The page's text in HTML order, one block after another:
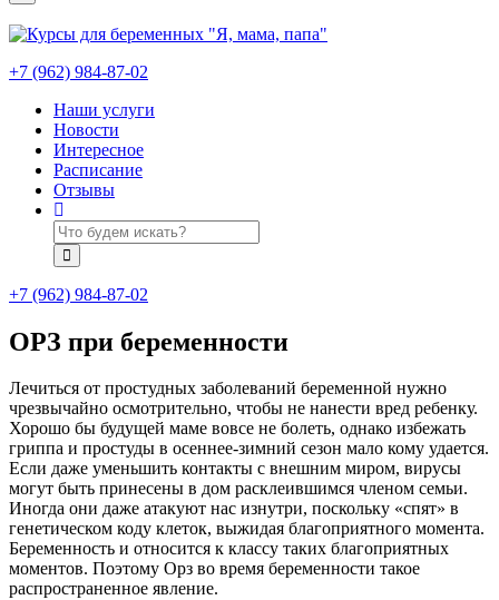
+7 (962) 984-87-02
Наши услуги
Новости
Интересное
Расписание
Отзывы
+7 (962) 984-87-02
ОРЗ при беременности
Лечиться от простудных заболеваний беременной нужно
чрезвычайно осмотрительно, чтобы не нанести вред ребенку.
Хорошо бы будущей маме вовсе не болеть, однако избежать
гриппа и простуды в осеннее-зимний сезон мало кому удается.
Если даже уменьшить контакты с внешним миром, вирусы
могут быть принесены в дом расклеившимся членом семьи.
Иногда они даже атакуют нас изнутри, поскольку «спят» в
генетическом коду клеток, выжидая благоприятного момента.
Беременность и относится к классу таких благоприятных
моментов. Поэтому Орз во время беременности такое
распространенное явление.